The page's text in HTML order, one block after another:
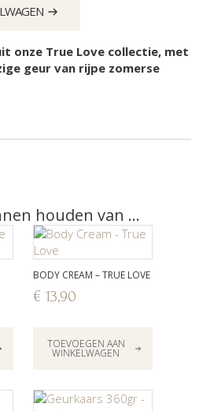
onze True Love collectie, met
geur van rijpe zomerse
houden van …
BODY CREAM – TRUE LOVE
€ 13,90
TOEVOEGEN AAN
WINKELWAGEN